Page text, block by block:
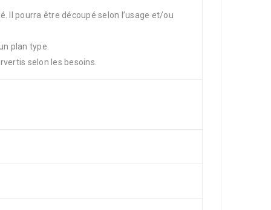
Il pourra être découpé selon l’usage et/ou
plan type.
selon les besoins.